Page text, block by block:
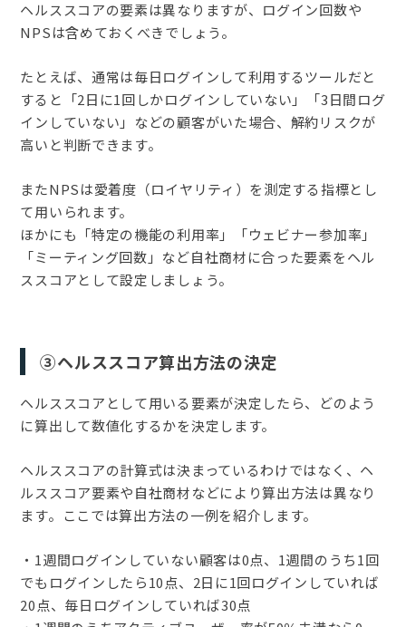
ヘルススコアの要素は異なりますが、ログイン回数や
NPSは含めておくべきでしょう。
たとえば、通常は毎日ログインして利用するツールだと
すると「2日に1回しかログインしていない」「3日間ログ
インしていない」などの顧客がいた場合、解約リスクが
高いと判断できます。
またNPSは愛着度（ロイヤリティ）を測定する指標とし
て用いられます。
ほかにも「特定の機能の利用率」「ウェビナー参加率」
「ミーティング回数」など自社商材に合った要素をヘル
ススコアとして設定しましょう。
③ヘルススコア算出方法の決定
ヘルススコアとして用いる要素が決定したら、どのよう
に算出して数値化するかを決定します。
ヘルススコアの計算式は決まっているわけではなく、ヘ
ルススコア要素や自社商材などにより算出方法は異なり
ます。ここでは算出方法の一例を紹介します。
・1週間ログインしていない顧客は0点、1週間のうち1回
でもログインしたら10点、2日に1回ログインしていれば
20点、毎日ログインしていれば30点